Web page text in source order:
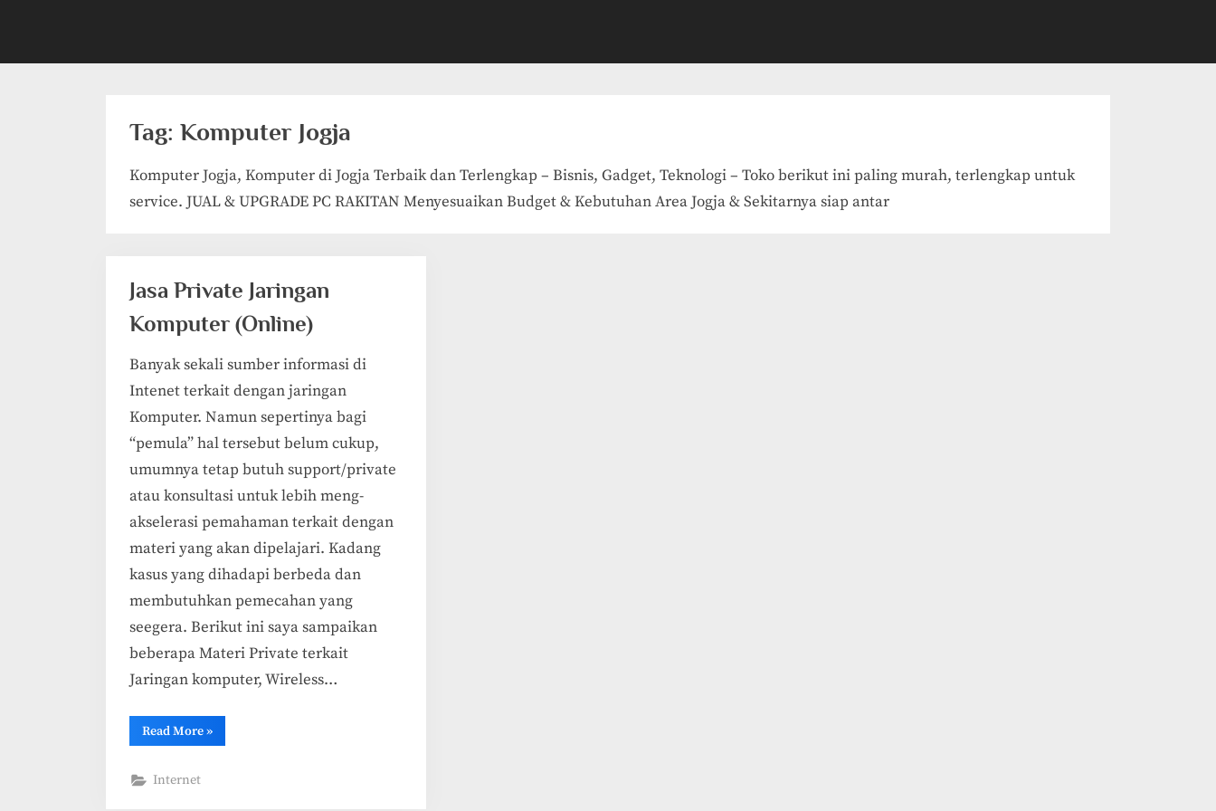
Tag: Komputer Jogja
Komputer Jogja, Komputer di Jogja Terbaik dan Terlengkap – Bisnis, Gadget, Teknologi – Toko berikut ini paling murah, terlengkap untuk
service. JUAL & UPGRADE PC RAKITAN Menyesuaikan Budget & Kebutuhan Area Jogja & Sekitarnya siap antar
Jasa Private Jaringan
Komputer (Online)
Banyak sekali sumber informasi di
Intenet terkait dengan jaringan
Komputer. Namun sepertinya bagi
“pemula” hal tersebut belum cukup,
umumnya tetap butuh support/private
atau konsultasi untuk lebih meng-
akselerasi pemahaman terkait dengan
materi yang akan dipelajari. Kadang
kasus yang dihadapi berbeda dan
membutuhkan pemecahan yang
seegera. Berikut ini saya sampaikan
beberapa Materi Private terkait
Jaringan komputer, Wireless…
Read More“Jasa
Private
»
Internet